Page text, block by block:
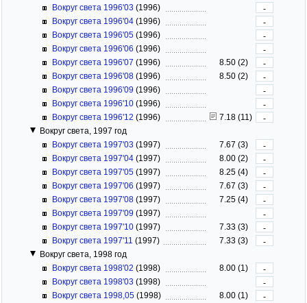
Вокруг света 1996'03 (1996)
-
Вокруг света 1996'04 (1996)
-
Вокруг света 1996'05 (1996)
-
Вокруг света 1996'06 (1996)
-
Вокруг света 1996'07 (1996) 8.50 (2)
-
Вокруг света 1996'08 (1996) 8.50 (2)
-
Вокруг света 1996'09 (1996)
-
Вокруг света 1996'10 (1996)
-
Вокруг света 1996'12 (1996) 7.18 (11)
-
Вокруг света, 1997 год
Вокруг света 1997'03 (1997) 7.67 (3)
-
Вокруг света 1997'04 (1997) 8.00 (2)
-
Вокруг света 1997'05 (1997) 8.25 (4)
-
Вокруг света 1997'06 (1997) 7.67 (3)
-
Вокруг света 1997'08 (1997) 7.25 (4)
-
Вокруг света 1997'09 (1997)
-
Вокруг света 1997'10 (1997) 7.33 (3)
-
Вокруг света 1997'11 (1997) 7.33 (3)
-
Вокруг света, 1998 год
Вокруг света 1998'02 (1998) 8.00 (1)
-
Вокруг света 1998'03 (1998)
-
Вокруг света 1998,05 (1998) 8.00 (1)
-